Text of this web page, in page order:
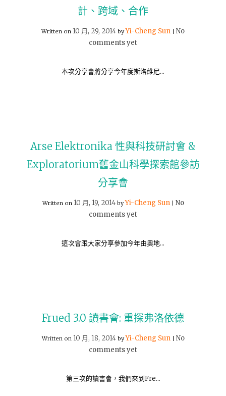
計、跨域、合作
Written on 10 月, 29, 2014 byYi-Cheng Sun
No
comments yet
本次分享會將分享今年度斯洛維尼…
Arse Elektronika 性與科技研討會 &
Exploratorium舊金山科學探索館參訪
分享會
Written on 10 月, 19, 2014 byYi-Cheng Sun
No
comments yet
這次會跟大家分享參加今年由奧地…
Frued 3.0 讀書會: 重探弗洛依德
Written on 10 月, 18, 2014 byYi-Cheng Sun
No
comments yet
第三次的讀書會，我們來到Fre…